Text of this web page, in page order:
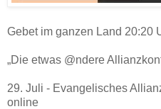
Gebet im ganzen Land 20:20
„Die etwas @ndere
29. Juli - Evangelisches
online